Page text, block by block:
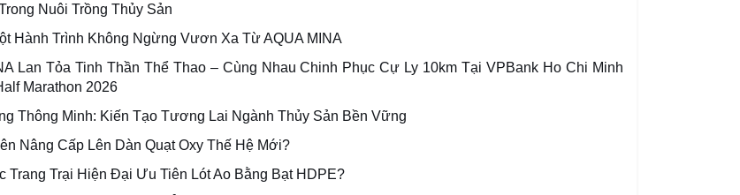
Nuôi Trồng Thủy Sản
Hành Trình Không Ngừng Vươn Xa Từ AQUA MINA
Lan Tỏa Tinh Thần Thể Thao – Cùng Nhau Chinh Phục Cự Ly 10km Tại VPBank Ho Chi Minh
Marathon 2026
Thông Minh: Kiến Tạo Tương Lai Ngành Thủy Sản Bền Vững
Nâng Cấp Lên Dàn Quạt Oxy Thế Hệ Mới?
Trang Trại Hiện Đại Ưu Tiên Lót Ao Bằng Bạt HDPE?